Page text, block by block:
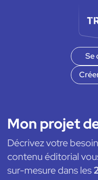
Se
Mon projet
Décrivez votre
contenu éditorial
sur-mesure dans les